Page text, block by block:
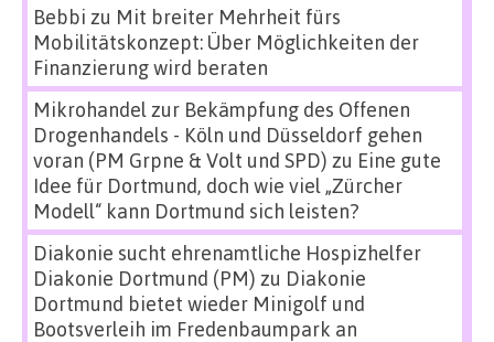
Bebbi zu Mit breiter Mehrheit fürs
Mobilitätskonzept: Über Möglichkeiten der
Finanzierung wird beraten
Mikrohandel zur Bekämpfung des Offenen
Drogenhandels - Köln und Düsseldorf gehen
voran (PM Grpne & Volt und SPD) zu Eine gute
Idee für Dortmund, doch wie viel „Zürcher
Modell“ kann Dortmund sich leisten?
Diakonie sucht ehrenamtliche Hospizhelfer
Diakonie Dortmund (PM) zu Diakonie
Dortmund bietet wieder Minigolf und
Bootsverleih im Fredenbaumpark an